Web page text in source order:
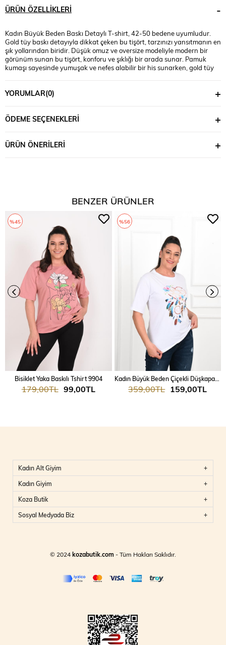
ÜRÜN ÖZELLIKLERI
Kadın Büyük Beden Baskı Detaylı T-shirt, 42-50 bedene uyumludur.
Gold tüy baskı detayıyla dikkat çeken bu tişört, tarzınızı yansıtmanın en
şık yollarından biridir. Düşük omuz ve oversize modeliyle modern bir
görünüm sunan bu tişört, konforu ve şıklığı bir arada sunar. Pamuk
kumaşı sayesinde yumuşak ve nefes alabilir bir his sunarken, gold tüy
1,80 Kilo: 90 Göğüs: 90 Bel: 89 Basen: 116
YORUMLAR(0)
ÖDEME SEÇENEKLERI
ÜRÜN ÖNERILERI
BENZER ÜRÜNLER
Bisiklet Yaka Baskılı Tshirt 9904
99,00TL
179,00TL
%45
Kadın Büyük Beden Çiçekli Düşkapanı Baskılı T-Shirt 1573-23
159,00TL
359,00TL
%56
Kadın Alt Giyim
Kadın Giyim
Koza Butik
Sosyal Medyada Biz
© 2024kozabutik.com - Tüm Hakları Saklıdır.